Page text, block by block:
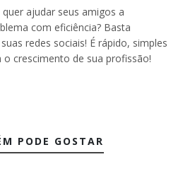
ajudar seus amigos a
com eficiência? Basta
redes sociais! É rápido, simples
crescimento de sua profissão!
PODE GOSTAR